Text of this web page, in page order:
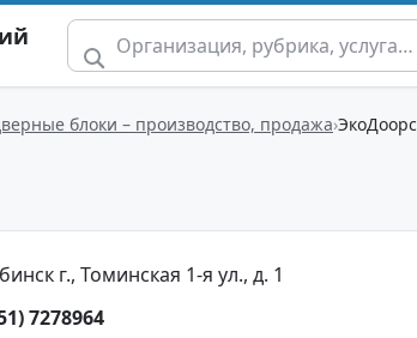
блоки – производство, продажа ЭкоДоорс
г., Томинская 1-я ул., д. 1
7278964